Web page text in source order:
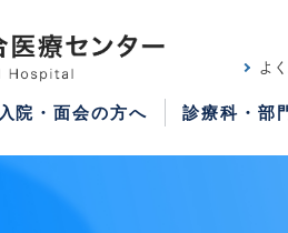
入院・面会の方へ 診療科・部
よ